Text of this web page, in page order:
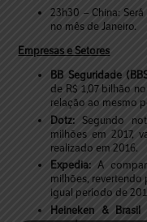
23h30 – China:
no mês de Janeiro.
Empresas e Setores
BB Seguridade
de R$ 1,07 bilhão
relação ao mesmo
Dotz: Segundo
milhões em 2017,
realizado em 2016.
Expedia: A
milhões, revertendo
igual período de
Heineken & Brasil